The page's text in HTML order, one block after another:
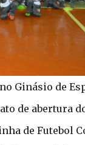
Ginásio de
de abertura
de Futebol